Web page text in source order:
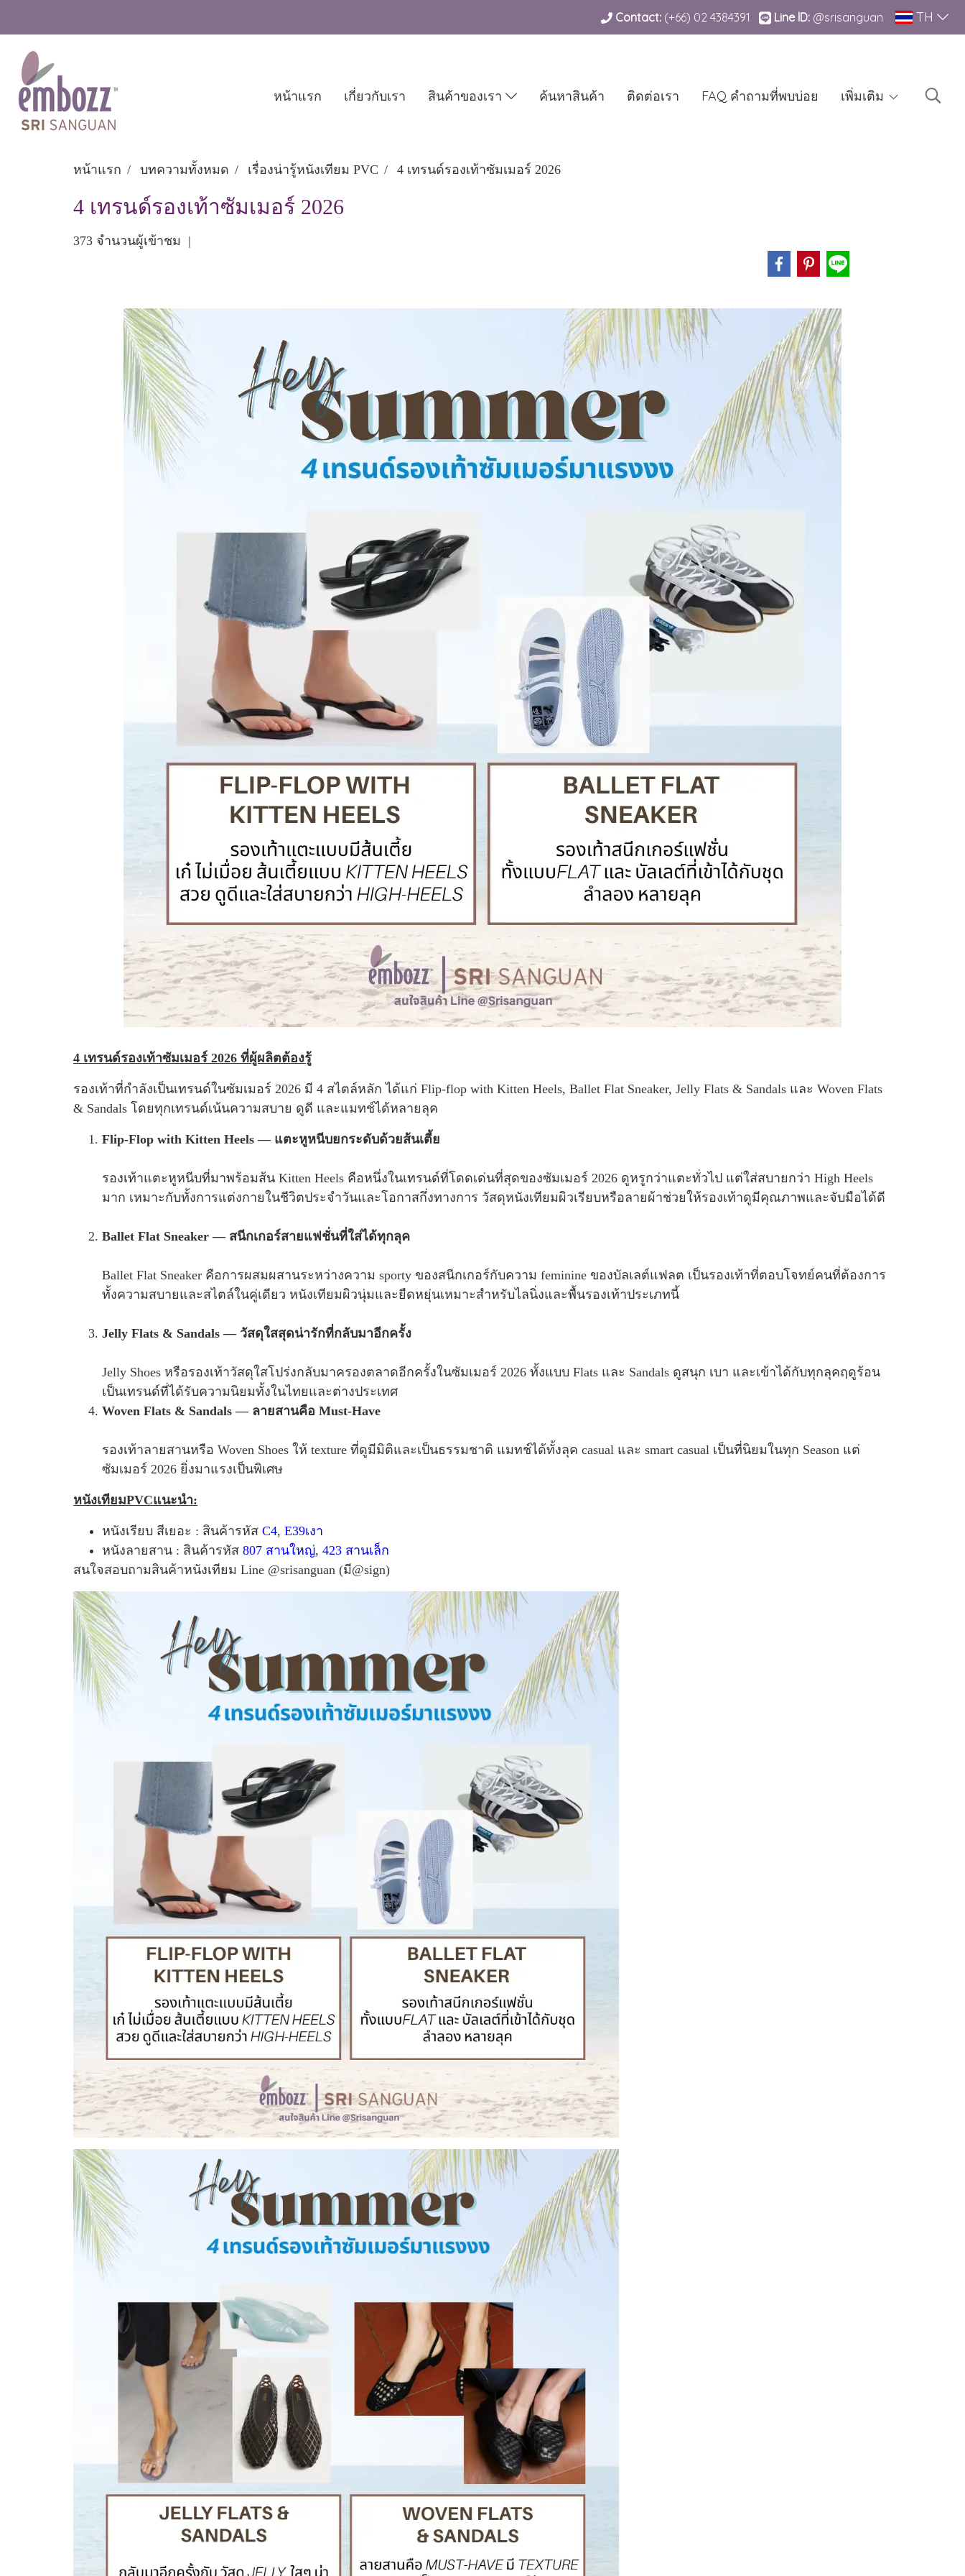
Contact:(+66) 02 4384391 Line lD: @srisanguan TH
หน้าแรก เกี่ยวกับเรา สินค้าของเรา ค้นหาสินค้า ติดต่อเรา FAQ คำถามที่พบบ่อย เพิ่มเติม
หน้าแรก บทความทั้งหมด เรื่องน่ารู้หนังเทียม PVC 4 เทรนด์รองเท้าซัมเมอร์ 2026
4 เทรนด์รองเท้าซัมเมอร์ 2026
373 จำนวนผู้เข้าชม |
4 เทรนด์รองเท้าซัมเมอร์ 2026 ที่ผู้ผลิตต้องรู้
รองเท้าที่กำลังเป็นเทรนด์ในซัมเมอร์ 2026 มี 4 สไตล์หลัก ได้แก่ Flip-flop with Kitten Heels, Ballet Flat Sneaker, Jelly Flats & Sandals และ Woven Flats
& Sandals โดยทุกเทรนด์เน้นความสบาย ดูดี และแมทช์ได้หลายลุค
Flip-Flop with Kitten Heels — แตะหูหนีบยกระดับด้วยส้นเตี้ย
รองเท้าแตะหูหนีบที่มาพร้อมส้น Kitten Heels คือหนึ่งในเทรนด์ที่โดดเด่นที่สุดของซัมเมอร์ 2026 ดูหรูกว่าแตะทั่วไป แต่ใส่สบายกว่า High Heels
มาก เหมาะกับทั้งการแต่งกายในชีวิตประจำวันและโอกาสกึ่งทางการ วัสดุหนังเทียมผิวเรียบหรือลายผ้าช่วยให้รองเท้าดูมีคุณภาพและจับมือได้ดี
Ballet Flat Sneaker — สนีกเกอร์สายแฟชั่นที่ใส่ได้ทุกลุค
Ballet Flat Sneaker คือการผสมผสานระหว่างความ sporty ของสนีกเกอร์กับความ feminine ของบัลเลต์แฟลต เป็นรองเท้าที่ตอบโจทย์คนที่ต้องการ
ทั้งความสบายและสไตล์ในคู่เดียว หนังเทียมผิวนุ่มและยืดหยุ่นเหมาะสำหรับไลนิ่งและพื้นรองเท้าประเภทนี้
Jelly Flats & Sandals — วัสดุใสสุดน่ารักที่กลับมาอีกครั้ง
Jelly Shoes หรือรองเท้าวัสดุใสโปร่งกลับมาครองตลาดอีกครั้งในซัมเมอร์ 2026 ทั้งแบบ Flats และ Sandals ดูสนุก เบา และเข้าได้กับทุกลุคฤดูร้อน
เป็นเทรนด์ที่ได้รับความนิยมทั้งในไทยและต่างประเทศ
Woven Flats & Sandals — ลายสานคือ Must-Have
รองเท้าลายสานหรือ Woven Shoes ให้ texture ที่ดูมีมิติและเป็นธรรมชาติ แมทช์ได้ทั้งลุค casual และ smart casual เป็นที่นิยมในทุก Season แต่
ซัมเมอร์ 2026 ยิ่งมาแรงเป็นพิเศษ
หนังเทียมPVCแนะนำ:
หนังเรียบ สีเยอะ : สินค้ารหัส C4, E39เงา
หนังลายสาน : สินค้ารหัส 807 สานใหญ่, 423 สานเล็ก
สนใจสอบถามสินค้าหนังเทียม Line @srisanguan (มี@sign)